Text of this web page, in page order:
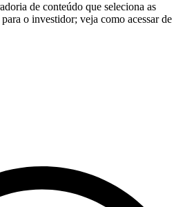
de conteúdo que seleciona as
o investidor; veja como acessar de